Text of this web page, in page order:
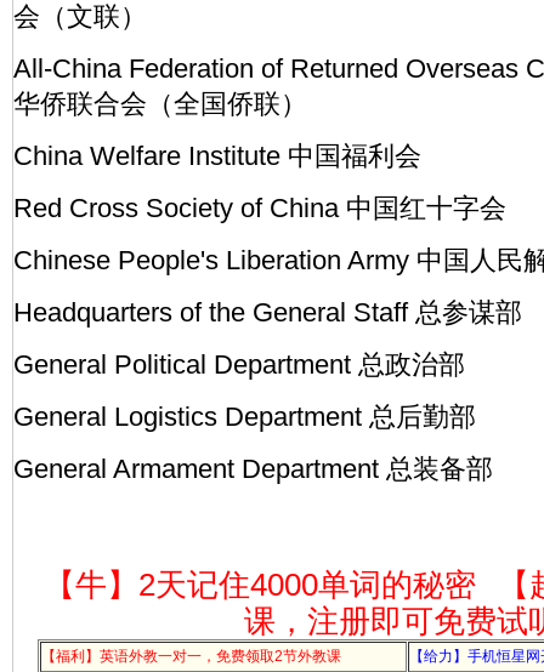
会（文联）
All-China Federation of Returned Overseas
华侨联合会（全国侨联）
China Welfare Institute 中国福利会
Red Cross Society of China 中国红十字会
Chinese People's Liberation Army 中国人民
Headquarters of the General Staff 总参谋部
General Political Department 总政治部
General Logistics Department 总后勤部
General Armament Department 总装备部
【牛】2天记住4000单词的秘密
课，注册即可免费试
【福利】英语外教一对一，免费领取2节外教课 【给力】手机恒星